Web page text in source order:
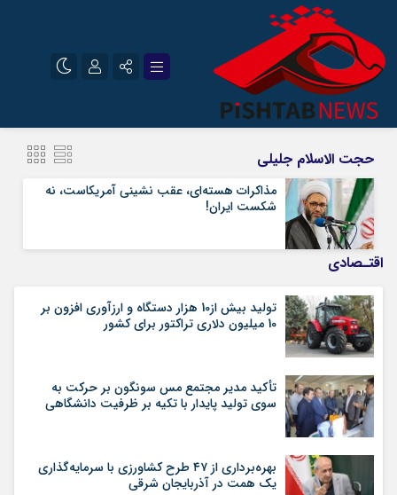
سروش
ایتا
آپارات
رمز عبور
حجت الاسلام جلیلی
مذاکرات هسته‌ای، عقب نشینی آمریکاست، نه
شکست ایران!
اقتـصادی
تولید بیش از10 هزار دستگاه و ارزآوری افزون بر
10 میلیون دلاری تراکتور برای کشور
تأکید مدیر مجتمع مس سونگون بر حرکت به
سوی تولید پایدار با تکیه بر ظرفیت دانشگاهی
بهره‌برداری از ۴۷ طرح کشاورزی با سرمایه‌گذاری
یک همت در آذربایجان شرقی